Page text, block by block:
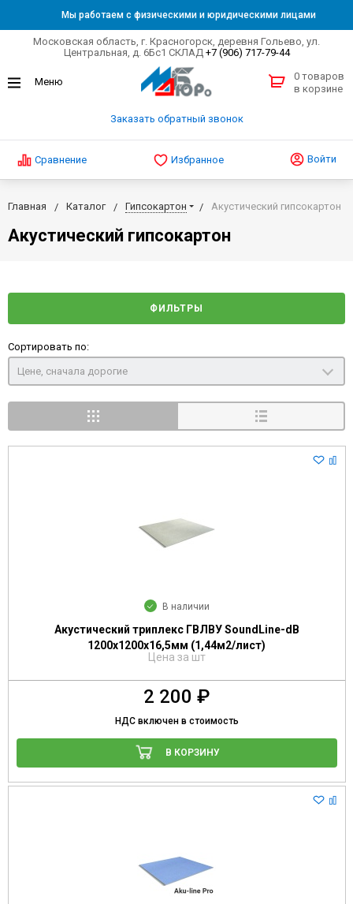
Мы работаем с физическими и юридическими лицами
Московская область, г. Красногорск, деревня Гольево, ул.
Центральная, д. 6Бс1 СКЛАД +7 (906) 717-79-44
Заказать обратный звонок
0 товаров
в корзине
Сравнение Избранное Войти
Главная Каталог Гипсокартон Акустический гипсокартон
Акустический гипсокартон
ФИЛЬТРЫ
Сортировать по:
Цене, сначала дорогие
В наличии
Акустический триплекс ГВЛВУ SoundLine-dB
1200х1200х16,5мм (1,44м2/лист)
Цена за шт
2 200 ₽
НДС включен в стоимость
В КОРЗИНУ